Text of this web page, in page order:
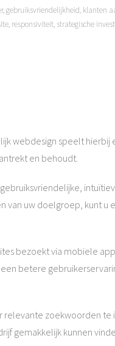
,gebruiksvriendelijkheid, klanten
, responsiviteit, strategische
webdesign speelt hierbij
en behoudt.
van uw doelgroep, kunt u
bezoekt via mobiele
betere
relevante zoekwoorden
gemakkelijk kunnen